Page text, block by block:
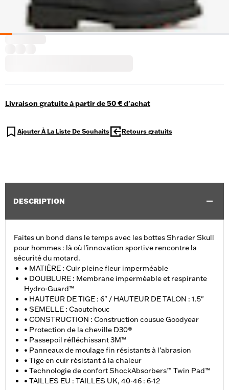
Livraison gratuite à partir de 50 € d'achat
Ajouter À La Liste De Souhaits Retours gratuits
DESCRIPTION
Faites un bond dans le temps avec les bottes Shrader Skull
pour hommes : là où l’innovation sportive rencontre la
sécurité du motard.
• MATIÈRE : Cuir pleine fleur imperméable
• DOUBLURE : Membrane imperméable et respirante
Hydro-Guard™
• HAUTEUR DE TIGE : 6" / HAUTEUR DE TALON : 1.5"
• SEMELLE : Caoutchouc
• CONSTRUCTION : Construction cousue Goodyear
• Protection de la cheville D30®
• Passepoil réfléchissant 3M™
• Panneaux de moulage fin résistants à l’abrasion
• Tige en cuir résistant à la chaleur
• Technologie de confort ShockAbsorbers™ Twin Pad™
• TAILLES EU : TAILLES UK, 40-46 : 6-12